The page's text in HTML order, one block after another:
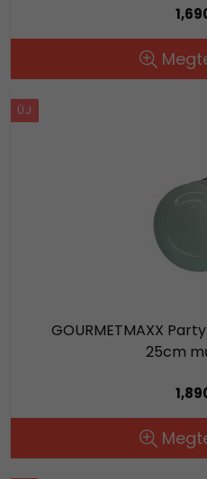
ÚJ
GOURMETMAXX
25cm